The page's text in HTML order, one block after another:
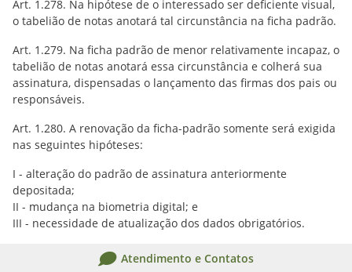
Art. 1.278. Na hipótese de o interessado ser deficiente visual,
o tabelião de notas anotará tal circunstância na ficha padrão.
Art. 1.279. Na ficha padrão de menor relativamente incapaz, o
tabelião de notas anotará essa circunstância e colherá sua
assinatura, dispensadas o lançamento das firmas dos pais ou
responsáveis.
Art. 1.280. A renovação da ficha-padrão somente será exigida
nas seguintes hipóteses:
I - alteração do padrão de assinatura anteriormente
depositada;
II - mudança na biometria digital; e
III - necessidade de atualização dos dados obrigatórios.
Atendimento e Contatos